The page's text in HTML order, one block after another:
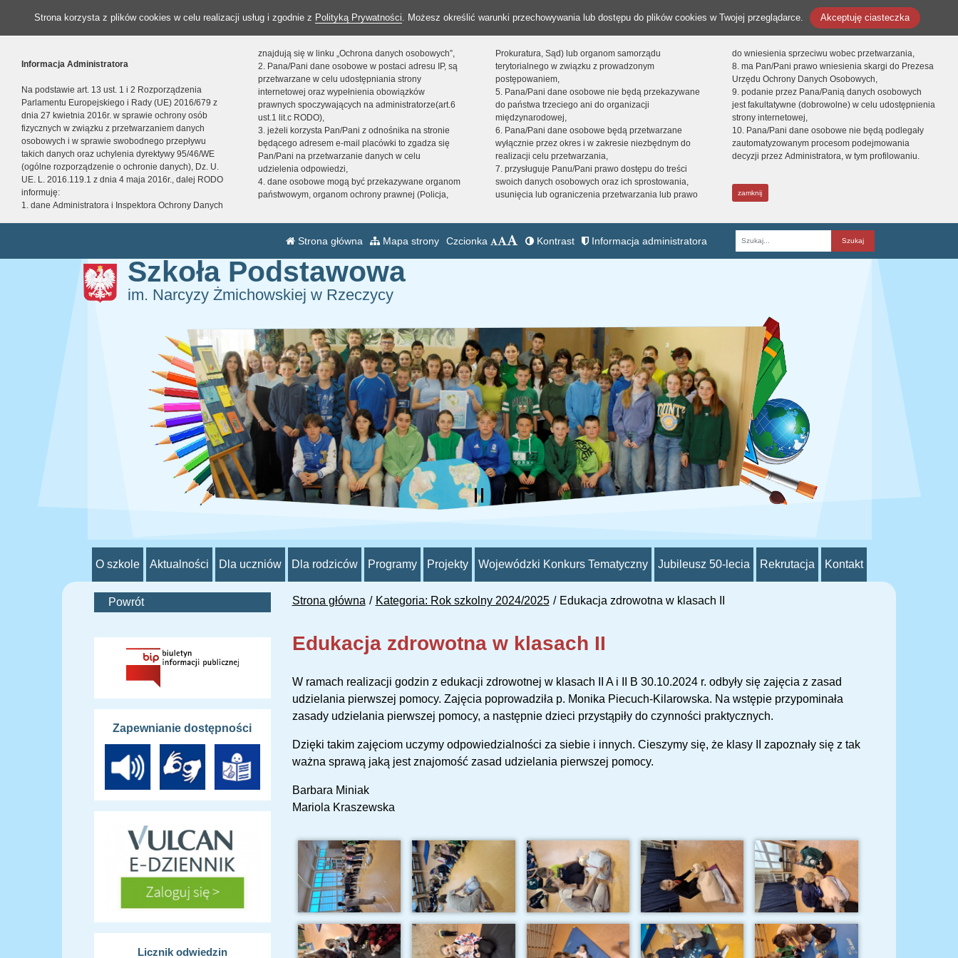
Strona korzysta z plików cookies w celu realizacji usług i zgodnie z Polityką Prywatności. Możesz określić warunki przechowywania lub dostępu do plików cookies w Twojej przeglądarce. Akceptuję ciasteczka
Informacja Administratora
Na podstawie art. 13 ust. 1 i 2 Rozporządzenia
Parlamentu Europejskiego i Rady (UE) 2016/679 z
dnia 27 kwietnia 2016r. w sprawie ochrony osób
fizycznych w związku z przetwarzaniem danych
osobowych i w sprawie swobodnego przepływu
takich danych oraz uchylenia dyrektywy 95/46/WE
(ogólne rozporządzenie o ochronie danych), Dz. U.
UE. L. 2016.119.1 z dnia 4 maja 2016r., dalej RODO
informuję:
1. dane Administratora i Inspektora Ochrony Danych
znajdują się w linku „Ochrona danych osobowych”,
2. Pana/Pani dane osobowe w postaci adresu IP, są
przetwarzane w celu udostępniania strony
internetowej oraz wypełnienia obowiązków
prawnych spoczywających na administratorze(art.6
ust.1 lit.c RODO),
3. jeżeli korzysta Pan/Pani z odnośnika na stronie
będącego adresem e-mail placówki to zgadza się
Pan/Pani na przetwarzanie danych w celu
udzielenia odpowiedzi,
4. dane osobowe mogą być przekazywane organom
państwowym, organom ochrony prawnej (Policja,
Prokuratura, Sąd) lub organom samorządu
terytorialnego w związku z prowadzonym
postępowaniem,
5. Pana/Pani dane osobowe nie będą przekazywane
do państwa trzeciego ani do organizacji
międzynarodowej,
6. Pana/Pani dane osobowe będą przetwarzane
wyłącznie przez okres i w zakresie niezbędnym do
realizacji celu przetwarzania,
7. przysługuje Panu/Pani prawo dostępu do treści
swoich danych osobowych oraz ich sprostowania,
usunięcia lub ograniczenia przetwarzania lub prawo
do wniesienia sprzeciwu wobec przetwarzania,
8. ma Pan/Pani prawo wniesienia skargi do Prezesa
Urzędu Ochrony Danych Osobowych,
9. podanie przez Pana/Panią danych osobowych
jest fakultatywne (dobrowolne) w celu udostępnienia
strony internetowej,
10. Pana/Pani dane osobowe nie będą podlegały
zautomatyzowanym procesom podejmowania
decyzji przez Administratora, w tym profilowaniu.
zamknij
Strona główna Mapa strony Czcionka Kontrast Informacja administratora
Fraza
Szkoła Podstawowa
im. Narcyzy Żmichowskiej w Rzeczycy
O szkole Aktualności Dla uczniów Dla rodziców Programy Projekty Wojewódzki Konkurs Tematyczny Jubileusz 50-lecia Rekrutacja Kontakt
Strona główna Kategoria: Rok szkolny 2024/2025 Edukacja zdrowotna w klasach II
Edukacja zdrowotna w klasach II
W ramach realizacji godzin z edukacji zdrowotnej w klasach II A i II B 30.10.2024 r. odbyły się zajęcia z zasad
udzielania pierwszej pomocy. Zajęcia poprowadziła p. Monika Piecuch-Kilarowska. Na wstępie przypominała
zasady udzielania pierwszej pomocy, a następnie dzieci przystąpiły do czynności praktycznych.
Dzięki takim zajęciom uczymy odpowiedzialności za siebie i innych. Cieszymy się, że klasy II zapoznały się z tak
ważna sprawą jaką jest znajomość zasad udzielania pierwszej pomocy.
Barbara Miniak
Mariola Kraszewska
Powrót
Zapewnianie dostępności
Licznik odwiedzin